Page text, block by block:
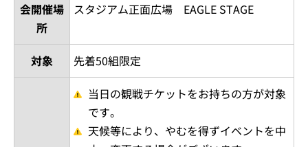
会開催場
所
スタジアム正面広場 EAGLE STAGE
対象
先着50組限定
当日の観戦チケットをお持ちの方が対象
です。
天候等により、やむを得ずイベントを中